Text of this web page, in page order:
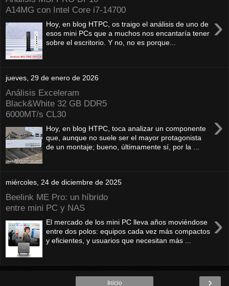
A14MG con Intel Core i7-14700
›
Hoy, en blog HTPC, os traigo el análisis de uno de
esos mini PCs que a muchos nos encantaría tener
sobre el escritorio. Y no, no es porque...
jueves, 29 de enero de 2026
Análisis Exceleram
Black&White 32 GB DDR5
6000MT/s CL30
›
Hoy, en blog HTPC, toca analizar un componente
que, aunque no suele ser el mayor protagonista
de un montaje; bueno, últimamente sí, por la ...
miércoles, 24 de diciembre de 2025
Beelink ME Pro: un híbrido
entre mini PC y NAS
›
El mercado de los mini PC lleva años moviéndose
entre dos polos: equipos cada vez más compactos
y eficientes, y usuarios que necesitan más ...
›
Inicio